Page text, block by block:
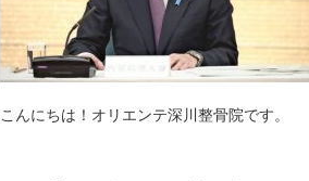
こんにちは！オリエンテ深川整骨院です。